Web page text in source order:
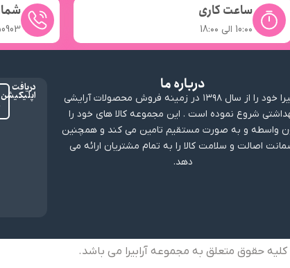
ساعت کاری
10:۰۰ الی 18:۰۰
درباره ما
ارابیرا خود را از سال ۱۳۹۸ در زمینه فروش محصولات آرایشی
شروع نموده است . این مجموعه کالا های خود را
واسطه و به صورت مستقیم تامین می کند و همچنین
اصالت و سلامت کالا را به تمام مشتریان ارائه می
دهد.
دریافت
اپلیکیشن
کلیه حقوق متعلق به مجموعه آرابیرا می باشد.